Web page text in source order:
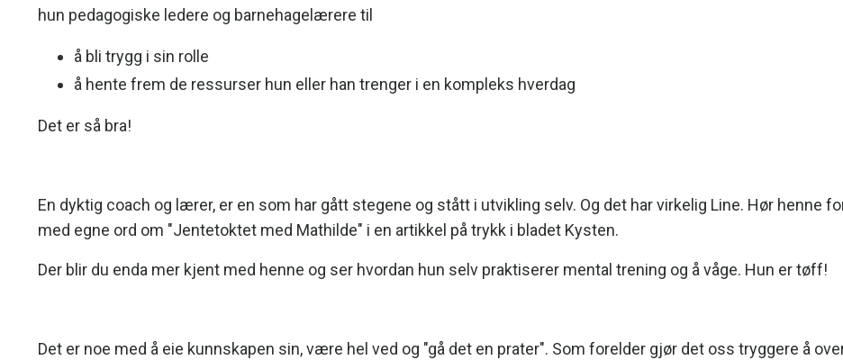
hun pedagogiske ledere og barnehagelærere til
å bli trygg i sin rolle
å hente frem de ressurser hun eller han trenger i en kompleks hverdag
Det er så bra!
En dyktig coach og lærer, er en som har gått stegene og stått i utvikling selv. Og det har virkelig Line. Hør henne
med egne ord om "Jentetoktet med Mathilde" i en artikkel på trykk i bladet Kysten.
Der blir du enda mer kjent med henne og ser hvordan hun selv praktiserer mental trening og å våge. Hun er tøff!
Det er noe med å eie kunnskapen sin, være hel ved og "gå det en prater". Som forelder gjør det oss tryggere å